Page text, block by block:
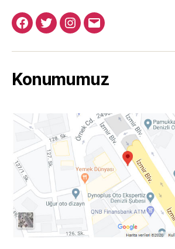
Facebook
TwitterInstagram
E-
Konumumuz